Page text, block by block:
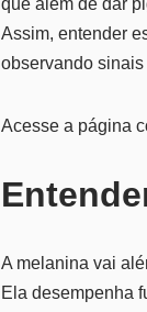
que além de dar
Assim, entender
observando
Acesse a página
A melanina vai
Ela desempenha